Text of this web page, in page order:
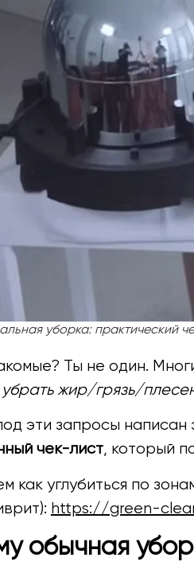
уборка: практический
Ты не один.
жир/грязь/
эти запросы написан
чек-лист, который
как углубиться по
https://green-
обычная